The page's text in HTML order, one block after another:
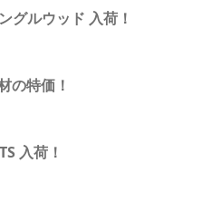
グルウッド 入荷！
の特価！
入荷！